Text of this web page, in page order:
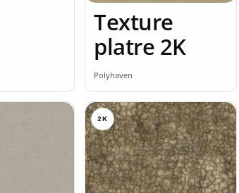
Texture
platre 2K
Polyhaven
2K